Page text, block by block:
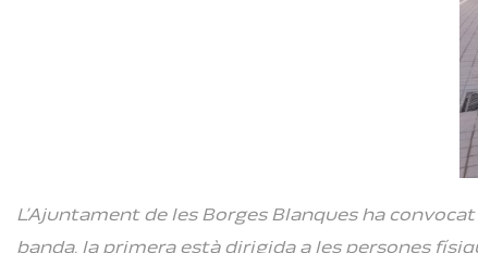
L’Ajuntament de les Borges Blanques ha
banda, la primera està dirigida a les persones